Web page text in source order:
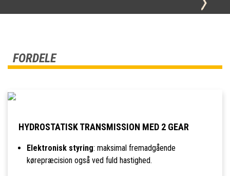
FORDELE
HYDROSTATISK TRANSMISSION MED 2 GEAR
Elektronisk styring: maksimal fremadgående
kørepræcision også ved fuld hastighed.